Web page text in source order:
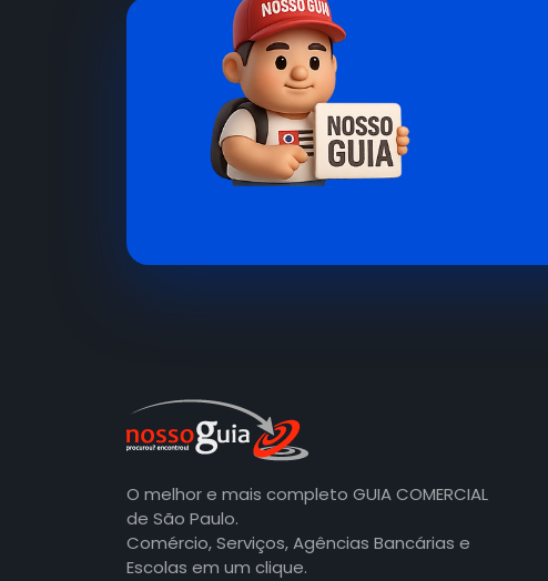
O melhor e mais completo GUIA COMERCIAL
de São Paulo.
Comércio, Serviços, Agências Bancárias e
Escolas em um clique.